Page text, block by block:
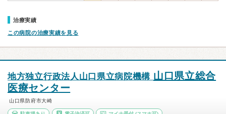
治療実績
この病院の治療実績を見る
地方独立行政法人山口県立病院機構 山口県立総合
医療センター
山口県防府市大崎